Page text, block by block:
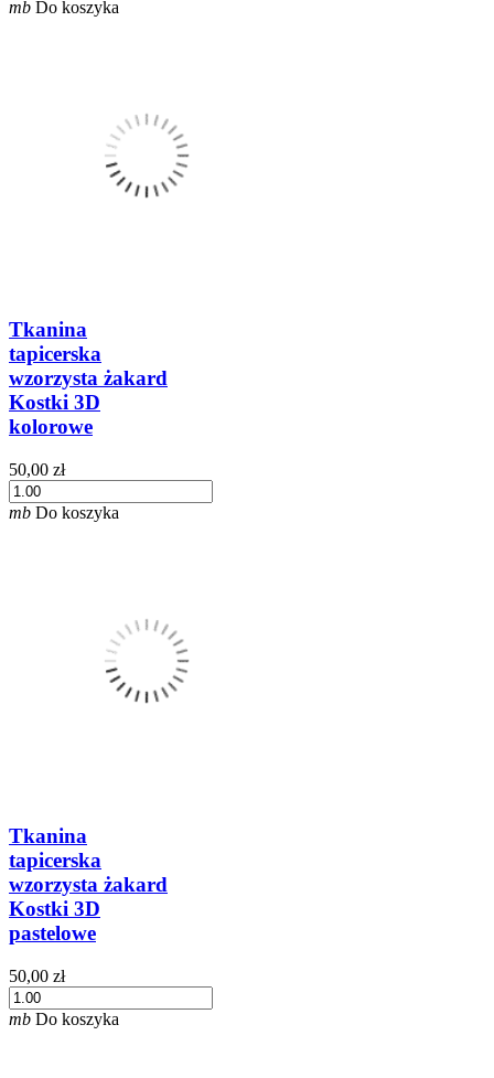
mb Do koszyka
Tkanina
tapicerska
wzorzysta żakard
Kostki 3D
kolorowe
50,00 zł
mb Do koszyka
Tkanina
tapicerska
wzorzysta żakard
Kostki 3D
pastelowe
50,00 zł
mb Do koszyka